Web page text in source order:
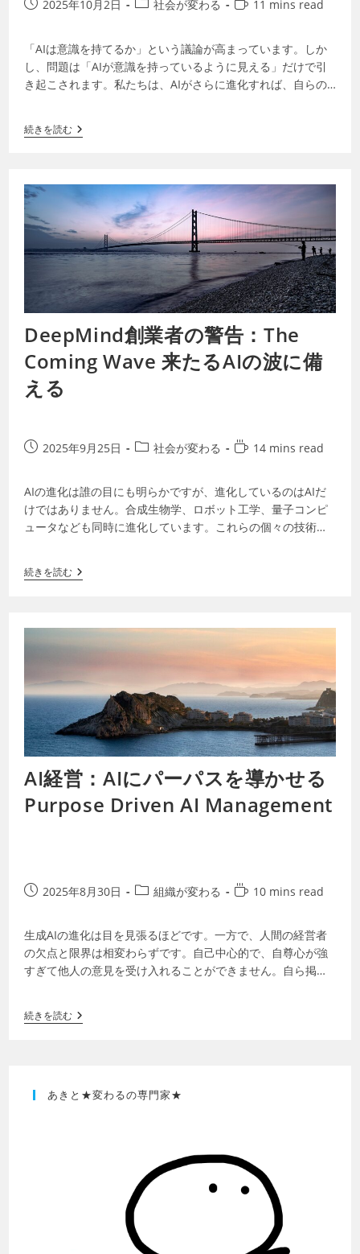
2025年10月2日 社会が変わる 11 mins read
「AIは意識を持てるか」という議論が高まっています。しか
し、問題は「AIが意識を持っているように見える」だけで引
き起こされます。私たちは、AIがさらに進化すれば、自らの
続きを読む
DeepMind創業者の警告：The
Coming Wave 来たるAIの波に備
える
2025年9月25日 社会が変わる 14 mins read
AIの進化は誰の目にも明らかですが、進化しているのはAIだ
けではありません。合成生物学、ロボット工学、量子コンピ
ュータなども同時に進化しています。これらの個々の技術だ
続きを読む
AI経営：AIにパーパスを導かせる
Purpose Driven AI Management
2025年8月30日 組織が変わる 10 mins read
生成AIの進化は目を見張るほどです。一方で、人間の経営者
の欠点と限界は相変わらずです。自己中心的で、自尊心が強
すぎて他人の意見を受け入れることができません。自ら掲げ
続きを読む
あきと★変わるの専門家★